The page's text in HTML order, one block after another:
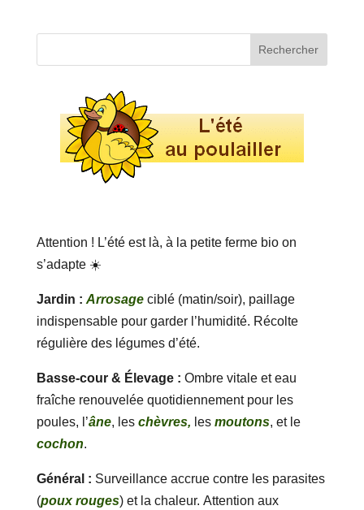
Attention ! L’été est là, à la petite ferme bio on
s’adapte ☀️
Jardin : Arrosageciblé (matin/soir), paillage
indispensable pour garder l’humidité. Récolte
régulière des légumes d’été.
Basse-cour & Élevage : Ombre vitale et eau
fraîche renouvelée quotidiennement pour les
poules, l’âne, les chèvres, les moutons, et le
cochon.
Général : Surveillance accrue contre les parasites
(poux rouges) et la chaleur. Attention aux